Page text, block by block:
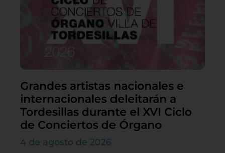
Grandes artistas nacionales e
internacionales deleitarán a
Tordesillas durante el XVI Ciclo
de Conciertos de Órgano
4 de agosto de 2026